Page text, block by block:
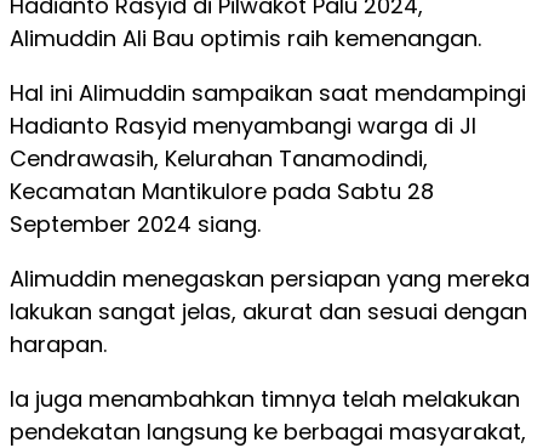
Alimuddin Ali Bau optimis raih kemenangan.
Hal ini Alimuddin sampaikan saat mendampingi
Hadianto Rasyid menyambangi warga di Jl
Cendrawasih, Kelurahan Tanamodindi,
Kecamatan Mantikulore pada Sabtu 28
September 2024 siang.
Alimuddin menegaskan persiapan yang mereka
lakukan sangat jelas, akurat dan sesuai dengan
harapan.
Ia juga menambahkan timnya telah melakukan
pendekatan langsung ke berbagai masyarakat,